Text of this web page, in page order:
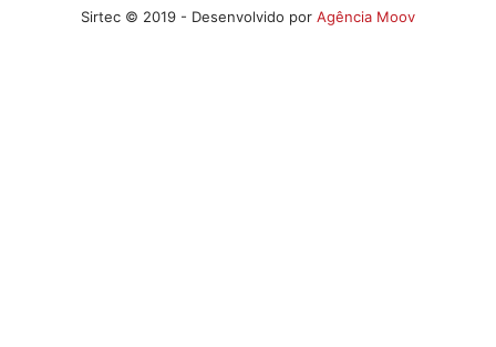
Sirtec © 2019 - Desenvolvido por Agência Moov